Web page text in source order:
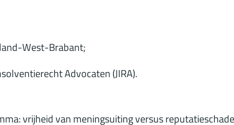
West-Brabant;
Advocaten (JIRA).
vrijheid van meningsuiting versus